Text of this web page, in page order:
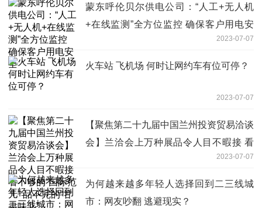
蒙东呼伦贝尔供电公司：“人工+无人机
+在线监测”全方位监控 确保客户用电安
2023-07-07
火车站 飞机场 何时让网约车有位可停？
2023-07-07
【聚焦第二十九届中国兰州投资贸易洽谈
会】兰洽会上万种展品令人目不暇接 看
不够的“国际范儿” 品不完的“甘肃味儿”
2023-07-07
为何越来越多年轻人选择回到二三线城
市：网友吵翻 逃避现实？